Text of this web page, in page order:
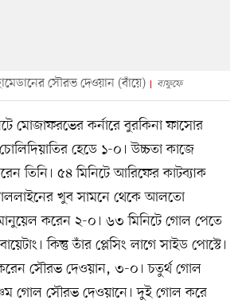
সৌরভ দেওয়ান (বাঁয়ে) বাফুফে
মোজাফরভের কর্নারে বুরকিনা ফাসোর
হেডে ১-০। উচ্চতা কাজে
তিনি। ৫৪ মিনিটে আরিফের কাটব্যাক
খুব সামনে থেকে আলতো
করেন ২-০। ৬৩ মিনিটে গোল পেতে
কিন্তু তাঁর প্লেসিং লাগে সাইড পোস্টে।
সৌরভ দেওয়ান, ৩-০। চতুর্থ গোল
গোল সৌরভ দেওয়ানে। দুই গোল করে